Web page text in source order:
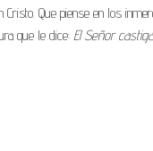
Que piense en los
que le dice: El Señor